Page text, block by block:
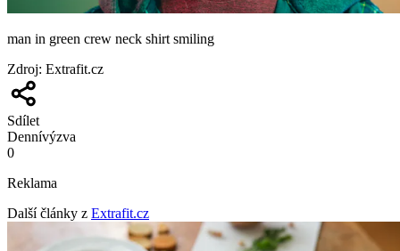
man in green crew neck shirt smiling
Zdroj: Extrafit.cz
Sdílet
Dennívýzva
0
Reklama
Další články z Extrafit.cz